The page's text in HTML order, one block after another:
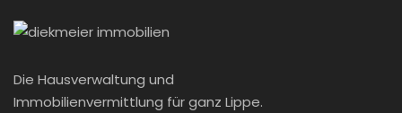
Die Hausverwaltung und
Immobilienvermittlung für ganz Lippe.